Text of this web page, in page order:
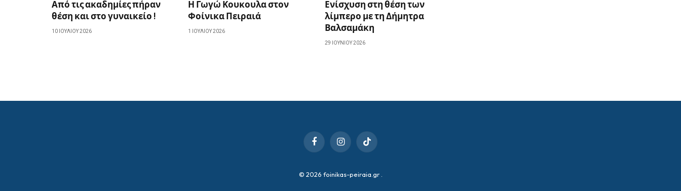
Από τις ακαδημίες πήραν
θέση και στο γυναικείο !
10 ΙΟΥΛΊΟΥ 2026
Η Γωγώ Κουκουλα στον
Φοίνικα Πειραιά
1 ΙΟΥΛΊΟΥ 2026
Ενίσχυση στη θέση των
λίμπερο με τη Δήμητρα
Βαλσαμάκη
29 ΙΟΥΝΊΟΥ 2026
FacebookInstagramTikTok
© 2026 foinikas-peiraia.gr